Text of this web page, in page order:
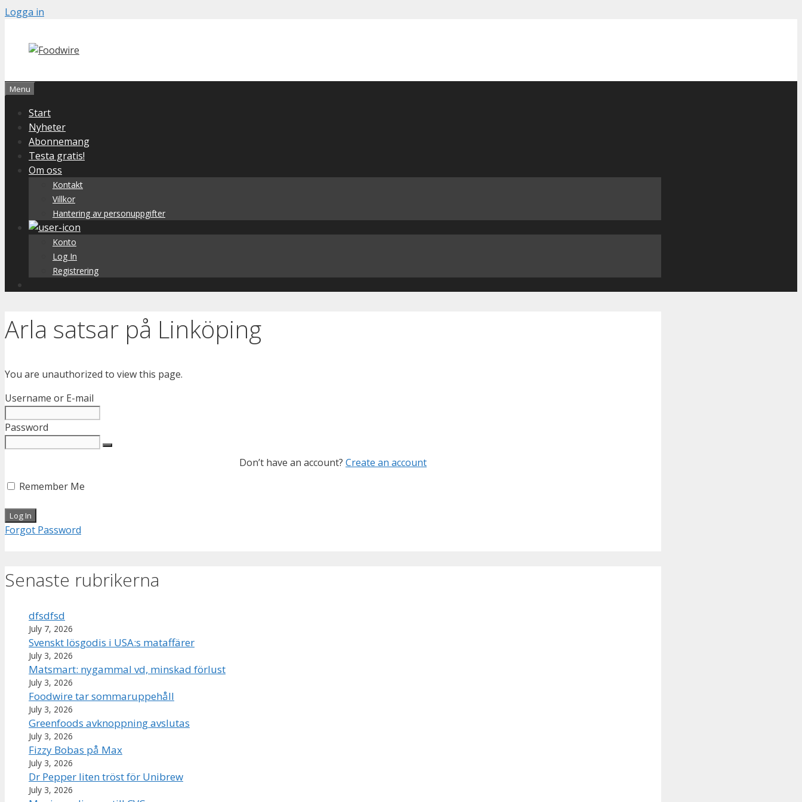
Skip
content
Logga in
Menu
Start
Nyheter
Abonnemang
Testa gratis!
Om oss
Kontakt
Villkor
Hantering av personuppgifter
Konto
Log In
Registrering
Arla satsar på Linköping
You are unauthorized to view this page.
Username or E-mail
Password
Don’t have an account? Create an account
Remember Me
Forgot Password
Senaste rubrikerna
dfsdfsd
July 7, 2026
Svenskt lösgodis i USA:s mataffärer
July 3, 2026
Matsmart: nygammal vd, minskad förlust
July 3, 2026
Foodwire tar sommaruppehåll
July 3, 2026
Greenfoods avknoppning avslutas
July 3, 2026
Fizzy Bobas på Max
July 3, 2026
Dr Pepper liten tröst för Unibrew
July 3, 2026